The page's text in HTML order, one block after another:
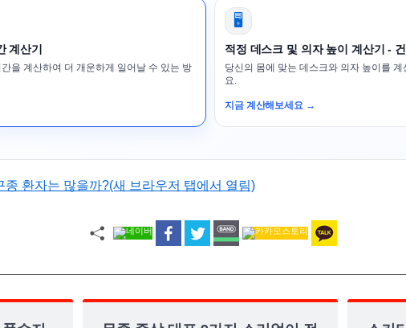
계산기
을 계산하여 더 개운하게 일어날 수 있는 방
🖥️
적정 데스크 및 의자 높이 계산기 -
당신의 몸에 맞는 데스크와 의자 높이를
요.
지금 계산해보세요 →
환자는 많을까?(새 브라우저 탭에서 열림)